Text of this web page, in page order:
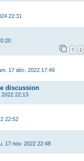
22:31
1 2
17 déc. 2022 17:49
discussion
2022 22:13
22:52
17 nov. 2022 22:48